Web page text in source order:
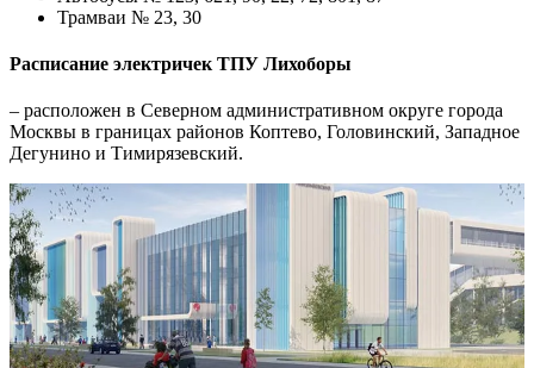
Трамваи № 23, 30
Расписание электричек ТПУ Лихоборы
– расположен в Северном административном округе города
Москвы в границах районов Коптево, Головинский, Западное
Дегунино и Тимирязевский.